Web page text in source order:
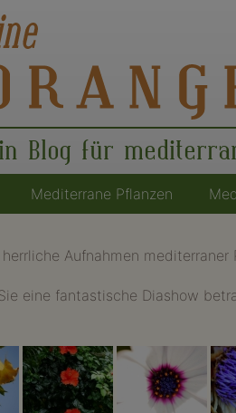
Blog für
Mediterrane Pflanzen
Aufnahmen
eine fantastische Diashow